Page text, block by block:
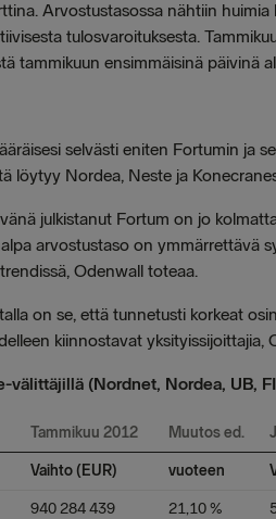
Arvostustasossa nähtiin huimia
tulosvaroituksesta.
tammikuun ensimmäisinä päivinä
selvästi eniten Fortumin ja
löytyy Nordea, Neste ja
julkistanut Fortum on jo
arvostustaso on ymmärrettävä
Odenwall toteaa.
on se, että tunnetusti korkeat
kiinnostavat yksityissijoittajia,
(Nordnet, Nordea, UB,
Tammikuu 2012 Muutos ed.
Vaihto (EUR) vuoteen
940 284 439 21,10 %